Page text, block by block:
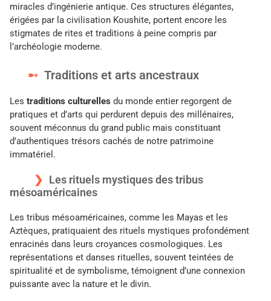
miracles d’ingénierie antique. Ces structures élégantes,
érigées par la civilisation Koushite, portent encore les
stigmates de rites et traditions à peine compris par
l’archéologie moderne.
Traditions et arts ancestraux
Les traditions culturelles du monde entier regorgent de
pratiques et d’arts qui perdurent depuis des millénaires,
souvent méconnus du grand public mais constituant
d’authentiques trésors cachés de notre patrimoine
immatériel.
Les rituels mystiques des tribus
mésoaméricaines
Les tribus mésoaméricaines, comme les Mayas et les
Aztèques, pratiquaient des rituels mystiques profondément
enracinés dans leurs croyances cosmologiques. Les
représentations et danses rituelles, souvent teintées de
spiritualité et de symbolisme, témoignent d’une connexion
puissante avec la nature et le divin.